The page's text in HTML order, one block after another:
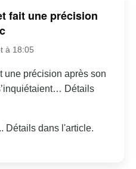
fait une précision
à 18:05
une précision après son
Détails
Détails dans l'article.